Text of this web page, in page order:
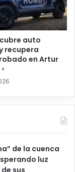
auto
recupera
en Artur
de la cuenca
luz
sus